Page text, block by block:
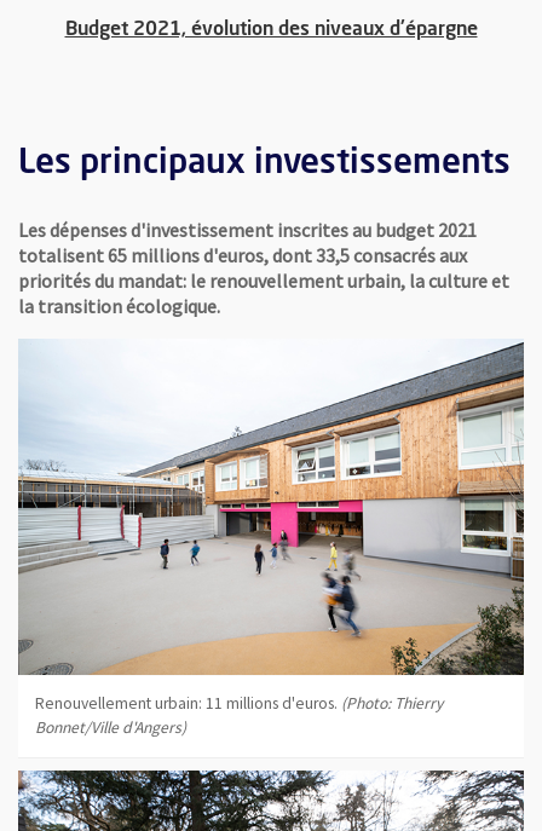
Budget 2021, évolution des niveaux d'épargne,
Les principaux investissements
Les dépenses d'investissement inscrites au budget 2021
totalisent 65 millions d'euros, dont 33,5 consacrés aux
priorités du mandat: le renouvellement urbain, la culture et
la transition écologique.
Renouvellement urbain: 11 millions d'euros. (Photo: Thierry
Bonnet/Ville d'Angers)